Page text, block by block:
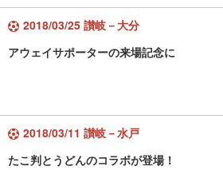
2018/03/25 讃岐－大分
アウェイサポーターの来場記念に
2018/03/11 讃岐－水戸
たこ判とうどんのコラボが登場！